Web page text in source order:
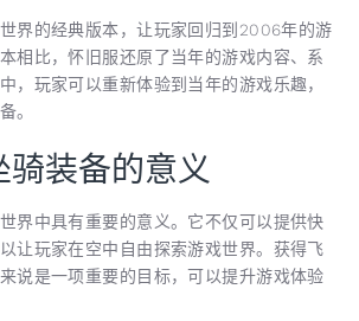
界的经典版本，让玩家回归到2006年的游
相比，怀旧服还原了当年的游戏内容、系
，玩家可以重新体验到当年的游戏乐趣，
。
装备的意义
界中具有重要的意义。它不仅可以提供快
让玩家在空中自由探索游戏世界。获得飞
说是一项重要的目标，可以提升游戏体验